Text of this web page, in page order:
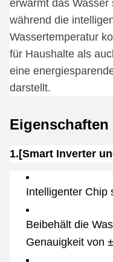
erwärmt das Wasser
während die
Wassertemperatur
für Haushalte als
eine
darstellt.
Eigenschaften
1.[Smart Inverter
Intelligenter Chip
Beibehält die
Genauigkeit von